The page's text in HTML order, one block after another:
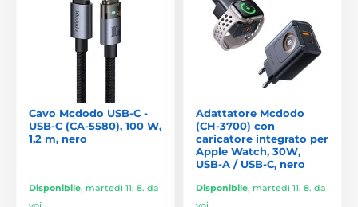
Cavo Mcdodo USB-C -
USB-C (CA-5580), 100 W,
1,2 m, nero
Disponibile, martedì 11. 8. da
Adattatore Mcdodo
(CH-3700) con
caricatore integrato per
Apple Watch, 30W,
USB-A / USB-C, nero
Disponibile, martedì 11. 8. da